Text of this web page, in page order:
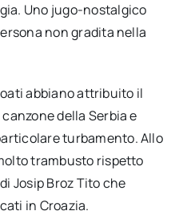
Uno jugo-nostalgico
non gradita nella
abbiano attribuito il
della Serbia e
turbamento. Allo
trambusto rispetto
Josip Broz Tito che
in Croazia.